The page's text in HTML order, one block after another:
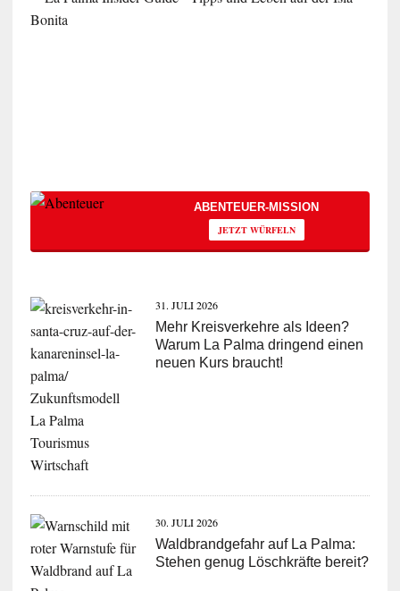
ABENTEUER-MISSION
JETZT WÜRFELN
31. JULI 2026
Mehr Kreisverkehre als Ideen?
Warum La Palma dringend einen
neuen Kurs braucht!
30. JULI 2026
Waldbrandgefahr auf La Palma:
Stehen genug Löschkräfte bereit?